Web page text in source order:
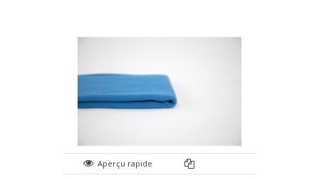
Aperçu rapide